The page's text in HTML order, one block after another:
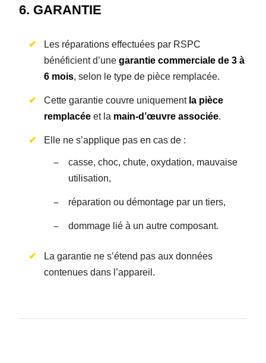
6. GARANTIE
Les réparations effectuées par RSPC
bénéficient d’une garantie commerciale de 3 à
6 mois, selon le type de pièce remplacée.
Cette garantie couvre uniquement la pièce
remplacéeet la main-d’œuvre associée.
Elle ne s’applique pas en cas de :
casse, choc, chute, oxydation, mauvaise
utilisation,
réparation ou démontage par un tiers,
dommage lié à un autre composant.
La garantie ne s’étend pas aux données
contenues dans l’appareil.